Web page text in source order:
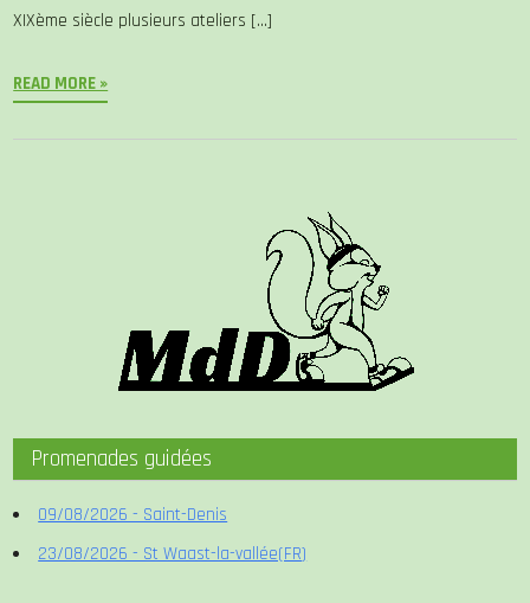
XIXème siècle plusieurs ateliers […]
READ MORE »
Promenades guidées
09/08/2026 - Saint-Denis
23/08/2026 - St Waast-la-vallée(FR)